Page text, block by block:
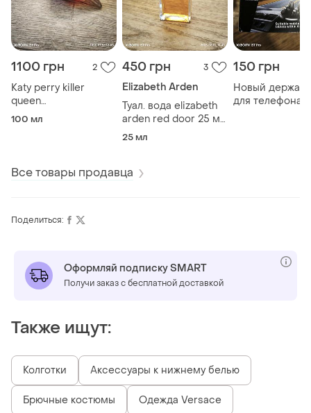
1100 грн 2
Katy perry killer
queen
парфюмированная
100 мл
450 грн 3
Elizabeth Arden
Туал. вода elizabeth
arden red door 25 мл.
оригинал. винтаж.
25 мл
150 грн
Новый
для телефона в
Все товары продавца
Поделиться:
Оформляй подписку SMART
Получи заказ с бесплатной доставкой
Также ищут:
Колготки Аксессуары к нижнему белью
Брючные костюмы Одежда Versace